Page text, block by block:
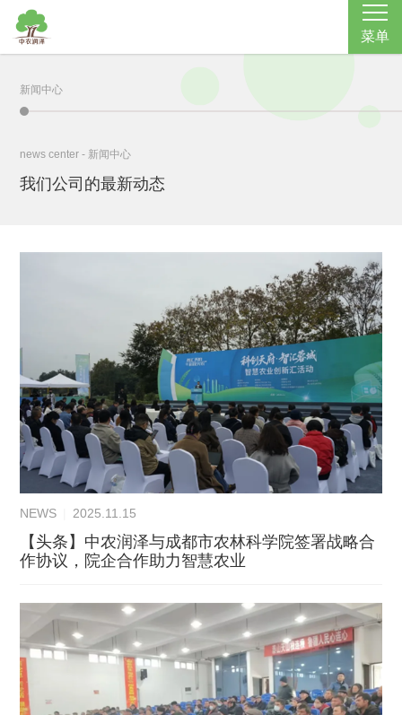
菜单
新闻中心
news center - 新闻中心
我们公司的最新动态
NEWS 2025.11.15
【头条】中农润泽与成都市农林科学院签署战略合
作协议，院企合作助力智慧农业